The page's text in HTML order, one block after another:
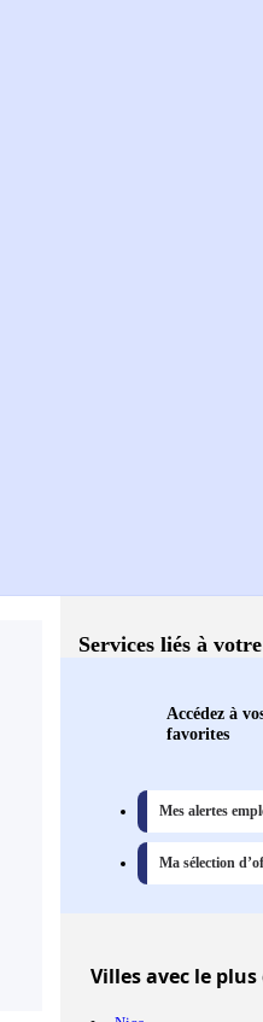
Services liés à
Accédez à
favorites
Mes alertes
Ma sélection
Villesavec le